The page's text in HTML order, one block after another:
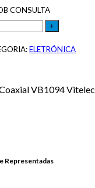
CONSULTA
ELETRÓNICA
VB1094 Vitelec
Representadas